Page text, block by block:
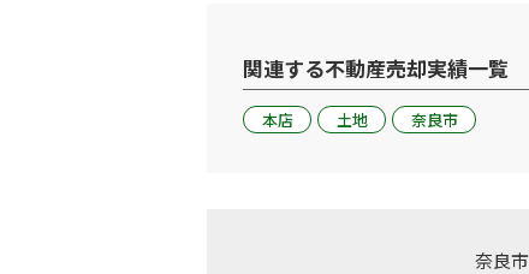
関連する不動産売却実績一覧
本店 土地 奈良市
奈良